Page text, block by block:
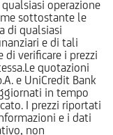
operazione
sottostante le
di qualsiasi
e di tali
verificare i prezzi
quotazioni
e UniCredit Bank
in tempo
I prezzi riportati
e i dati
non